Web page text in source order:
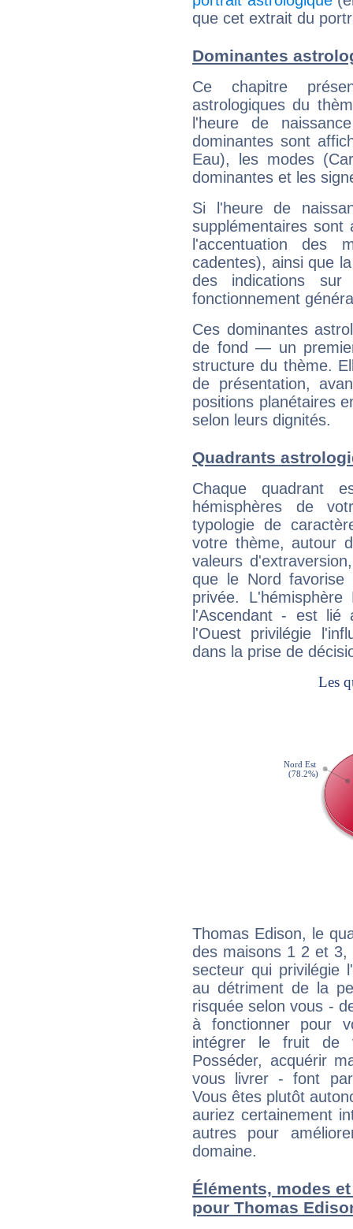
que cet extrait du
Dominantes
Ce chapitre
astrologiques du
l'heure de
dominantes sont
Eau), les modes
dominantes et les
Si l'heure de
supplémentaires sont
l'accentuation des
cadentes), ainsi que
des indications sur
fonctionnement
Ces dominantes
de fond — un
structure du thème.
de présentation,
positions planétaires
selon leurs dignités.
Quadrants
Chaque quadrant
hémisphères de
typologie de
votre thème, autour
valeurs
que le Nord favorise
privée.
l'Ascendant - est
l'Ouest privilégie
dans la prise de
Thomas Edison, le
des maisons 1 2 et
secteur qui privilégie
au détriment de la
risquée selon vous -
à fonctionner pour
intégrer le fruit de
Posséder, acquérir
vous livrer - font
Vous êtes plutôt
auriez certainement
autres pour
domaine.
Éléments, modes
pour Thomas